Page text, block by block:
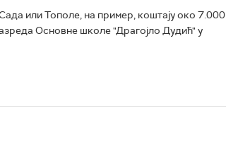
или Тополе, на пример, коштају око 7.000
Основне школе "Драгојло Дудић" у